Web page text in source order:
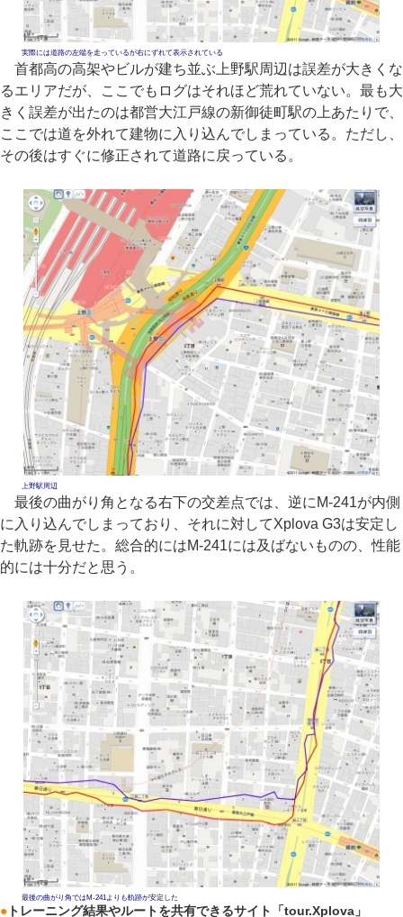
実際には道路の左端を走っているが右にずれて表示されている
首都高の高架やビルが建ち並ぶ上野駅周辺は誤差が大きくな
るエリアだが、ここでもログはそれほど荒れていない。最も大
きく誤差が出たのは都営大江戸線の新御徒町駅の上あたりで、
ここでは道を外れて建物に入り込んでしまっている。ただし、
その後はすぐに修正されて道路に戻っている。
上野駅周辺
最後の曲がり角となる右下の交差点では、逆にM-241が内側
に入り込んでしまっており、それに対してXplova G3は安定し
た軌跡を見せた。総合的にはM-241には及ばないものの、性能
的には十分だと思う。
最後の曲がり角ではM-241よりも軌跡が安定した
● トレーニング結果やルートを共有できるサイト「tour.Xplova」